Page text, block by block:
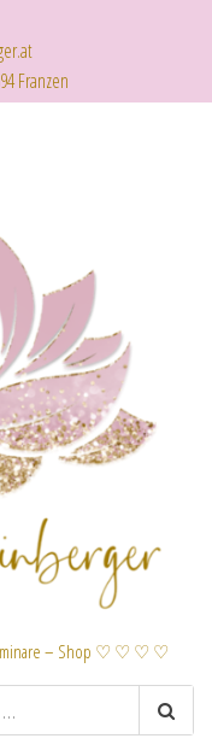
Franzen
– Shop ♡ ♡ ♡ ♡